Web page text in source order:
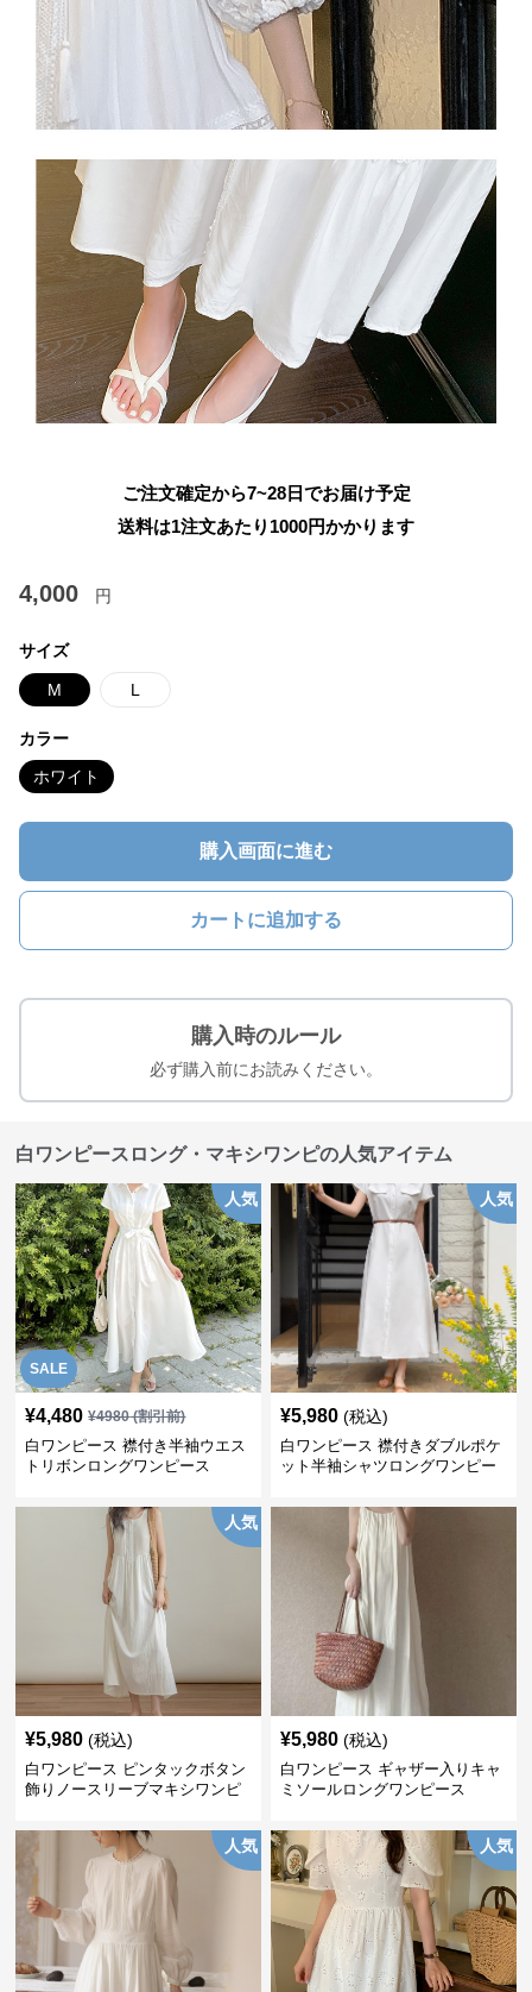
ご注文確定から7~28日でお届け予定
送料は1注文あたり 1000円かかります
4,000 円
サイズ
M L
カラー
ホワイト
購入画面に進む
カートに追加する
購入時のルール
必ず購入前にお読みください。
白ワンピースロング・マキシワンピの人気アイテム
SALE
人気
¥4,480 ¥4980(割引前)
白ワンピース 襟付き半袖ウエス
トリボンロングワンピース
人気
¥5,980 (税込)
白ワンピース 襟付きダブルポケ
ット半袖シャツロングワンピー
人気
¥5,980 (税込)
白ワンピース ピンタックボタン
飾りノースリーブマキシワンピ
¥5,980 (税込)
白ワンピース ギャザー入りキャ
ミソールロングワンピース
人気 人気